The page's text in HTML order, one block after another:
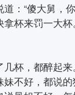
：“傻大舅，
拿杯来罚一大
杯，都醉起来
妹不好，都说